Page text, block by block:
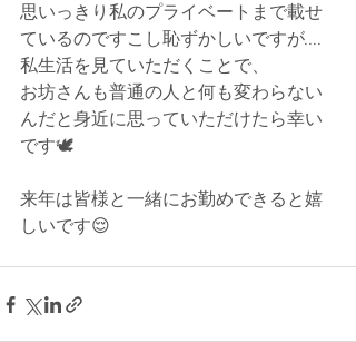
思いっきり私のプライベートまで載せ
ているのですこし恥ずかしいですが....
私生活を見ていただくことで、
お坊さんも普通の人と何も変わらない
んだと身近に思っていただけたら幸い
です🕊
来年は皆様と一緒にお勤めできると嬉
しいです😌